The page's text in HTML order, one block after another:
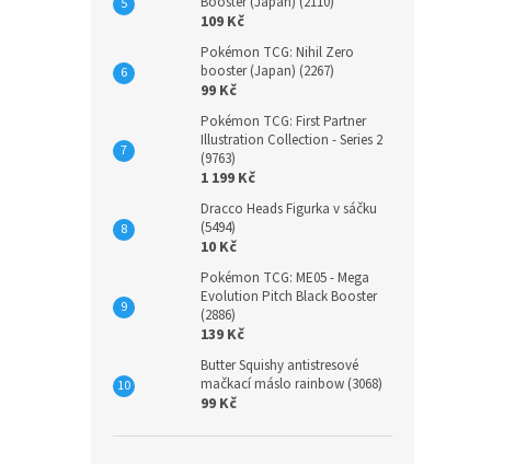
109 Kč
Pokémon TCG: Nihil Zero
booster (Japan) (2267)
99 Kč
Pokémon TCG: First Partner
Illustration Collection - Series 2
(9763)
1 199 Kč
Dracco Heads Figurka v sáčku
(5494)
10 Kč
Pokémon TCG: ME05 - Mega
Evolution Pitch Black Booster
(2886)
139 Kč
Butter Squishy antistresové
mačkací máslo rainbow (3068)
99 Kč